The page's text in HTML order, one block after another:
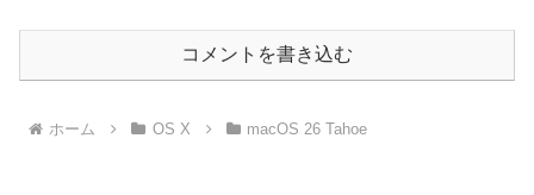
コメントを書き込む
ホーム OS X macOS 26 Tahoe